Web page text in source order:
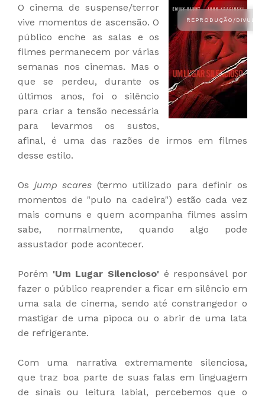
O cinema de suspense/terror
vive momentos de ascensão. O
público enche as salas e os
filmes permanecem por várias
semanas nos cinemas. Mas o
que se perdeu, durante os
últimos anos, foi o silêncio
para criar a tensão necessária
para levarmos os sustos,
afinal, é uma das razões de irmos em filmes
desse estilo.
Os jump scares (termo utilizado para definir os
momentos de "pulo na cadeira") estão cada vez
mais comuns e quem acompanha filmes assim
sabe, normalmente, quando algo pode
assustador pode acontecer.
Porém 'Um Lugar Silencioso' é responsável por
fazer o público reaprender a ficar em silêncio em
uma sala de cinema, sendo até constrangedor o
mastigar de uma pipoca ou o abrir de uma lata
de refrigerante.
Com uma narrativa extremamente silenciosa,
que traz boa parte de suas falas em linguagem
de sinais ou leitura labial, percebemos que o